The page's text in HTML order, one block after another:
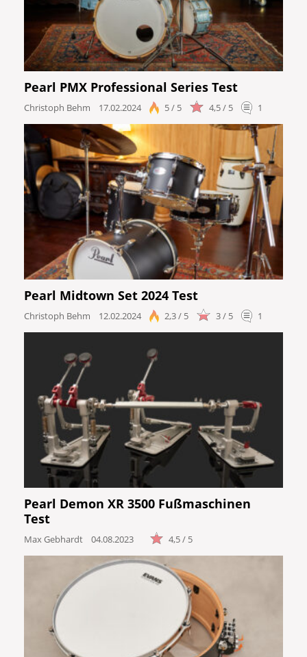
Pearl PMX Professional Series Test
Christoph Behm 17.02.2024 5 / 5 4,5 / 5 1
Pearl Midtown Set 2024 Test
Christoph Behm 12.02.2024 2,3 / 5 3 / 5 1
Pearl Demon XR 3500 Fußmaschinen
Test
Max Gebhardt 04.08.2023 4,5 / 5